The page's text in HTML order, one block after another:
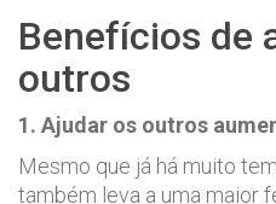
Benefícios de
outros
1. Ajudar os outros
Mesmo que já há muito
também leva a uma maior